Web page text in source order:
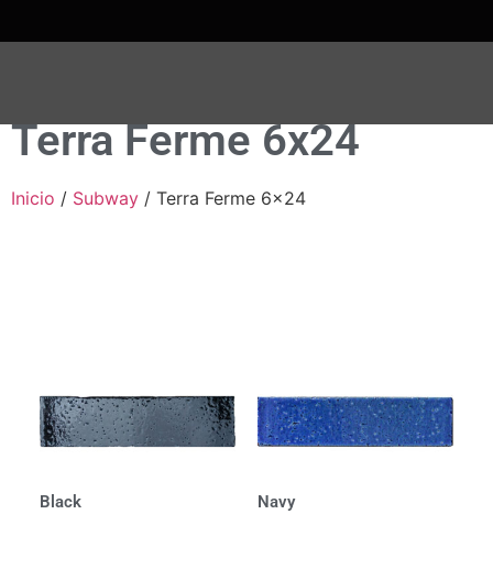
Terra Ferme 6x24
Inicio / Subway / Terra Ferme 6x24
Black Navy